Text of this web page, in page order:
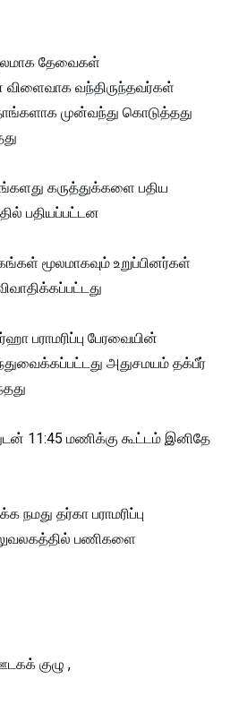
தேவைகள்
வந்திருந்தவர்கள்
முன்வந்து கொடுத்தது
கருத்துக்களை பதிய
பதியப்பட்டன
மூலமாகவும் உறுப்பினர்கள்
பராமரிப்பு பேரவையின்
அதுசமயம் தக்பீர்
11:45 மணிக்கு கூட்டம் இனிதே
தர்கா பராமரிப்பு
பணிகளை
குழு ,